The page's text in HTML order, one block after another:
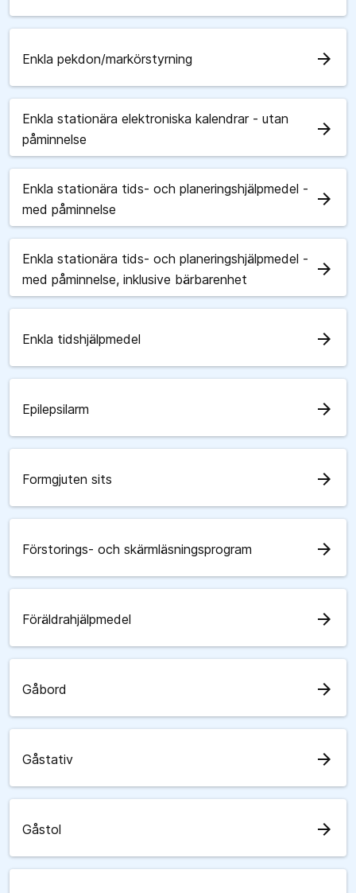
Enkla pekdon/markörstyrning arrow_forward
Enkla stationära elektroniska kalendrar - utan
påminnelse
arrow_forward
Enkla stationära tids- och planeringshjälpmedel -
med påminnelse
arrow_forward
Enkla stationära tids- och planeringshjälpmedel -
med påminnelse, inklusive bärbarenhet
arrow_forward
Enkla tidshjälpmedel arrow_forward
Epilepsilarm arrow_forward
Formgjuten sits arrow_forward
Förstorings- och skärmläsningsprogram arrow_forward
Föräldrahjälpmedel arrow_forward
Gåbord arrow_forward
Gåstativ arrow_forward
Gåstol arrow_forward